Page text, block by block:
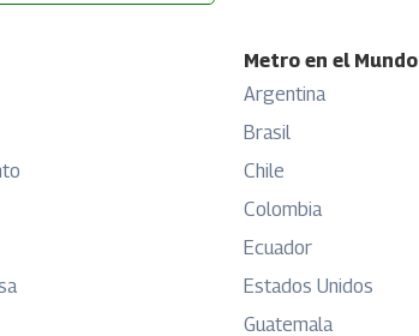
Metro en el Mundo
Argentina
Brasil
Chile
Colombia
Ecuador
Estados Unidos
Guatemala